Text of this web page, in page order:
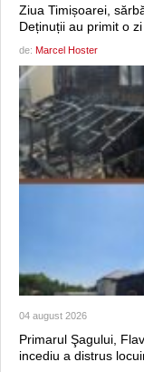
Ziua Timișoarei,
Deținuții au primit o
de: Marcel Hoster
04 august 2026
Primarul Şagului,
incediu a distrus